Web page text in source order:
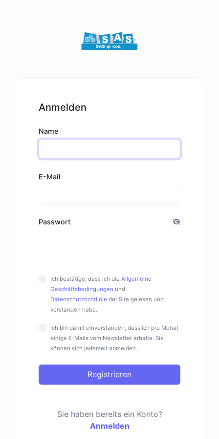
Anmelden
Name
E-Mail
Passwort
Ich bestätige, dass ich die Allgemeine
Geschäftsbedingungen und
Datenschutzrichtlinie der Site gelesen und
verstanden habe.
Ich bin damit einverstanden, dass ich pro Monat
einige E-Mails vom Newsletter erhalte. Sie
können sich jederzeit abmelden.
Registrieren
Sie haben bereits ein Konto?
Anmelden